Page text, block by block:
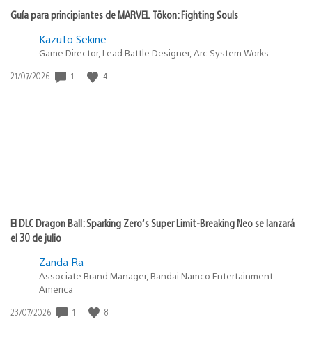
Guía para principiantes de MARVEL Tōkon: Fighting Souls
Kazuto Sekine
Game Director, Lead Battle Designer, Arc System Works
Fecha
21/07/2026 1 4
El DLC Dragon Ball: Sparking Zero’s Super Limit-Breaking Neo se lanzará
el 30 de julio
Zanda Ra
Associate Brand Manager, Bandai Namco Entertainment
America
Fecha
23/07/2026 1 8